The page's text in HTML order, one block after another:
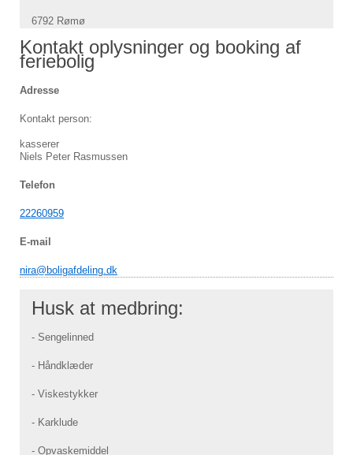
6792 Rømø
Kontakt oplysninger og booking af
feriebolig
Adresse
Kontakt person:
kasserer
Niels Peter Rasmussen
Telefon
22260959
E-mail
nira@boligafdeling.dk
Husk at medbring:
- Sengelinned
- Håndklæder
- Viskestykker
- Karklude
- Opvaskemiddel